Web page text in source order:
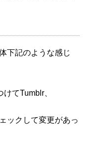
下記のような感じ
てTumblr、
ックして変更があっ